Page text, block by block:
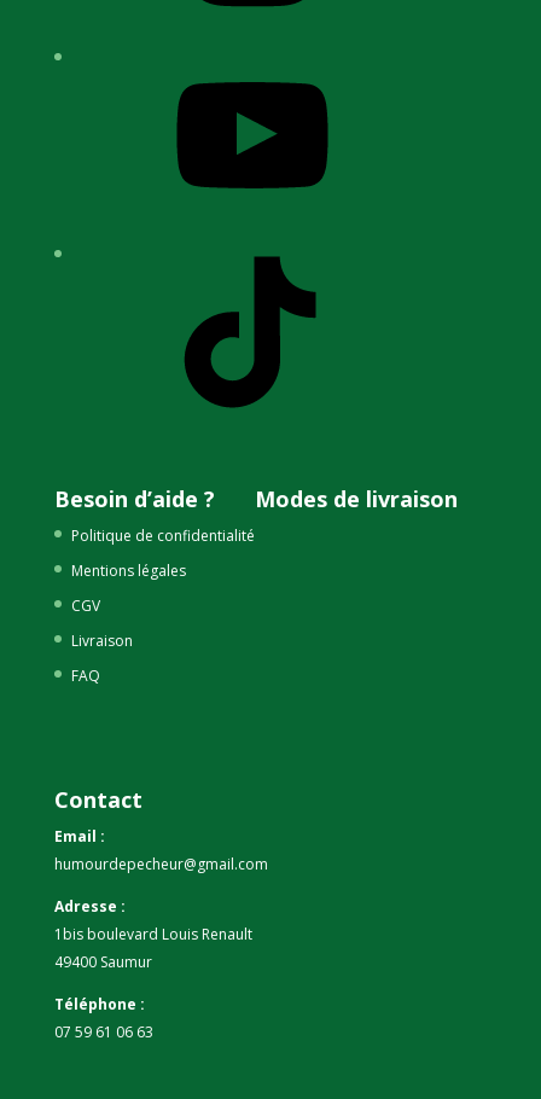
Besoin d’aide ?
Politique de confidentialité
Mentions légales
CGV
Livraison
FAQ
Modes de livraison
Contact
Email :
humourdepecheur@gmail.com
Adresse :
1bis boulevard Louis Renault
49400 Saumur
Téléphone :
07 59 61 06 63